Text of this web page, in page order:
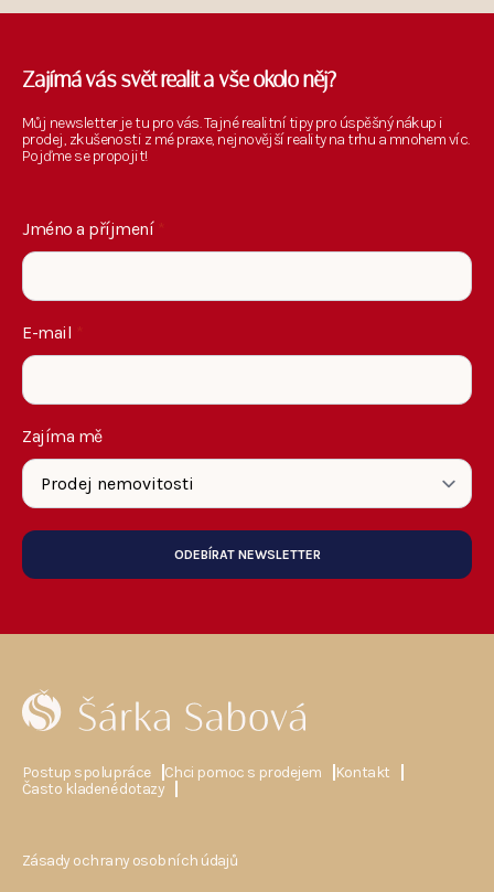
Postup spolupráce Chci pomoc s prodejem
Kontakt
Často kladené dotazy
Zásady ochrany osobních údajů
Zajímá vás svět realit a vše okolo něj?
Můj newsletter je tu pro vás. Tajné realitní tipy pro úspěšný nákup i
prodej, zkušenosti z mé praxe, nejnovější reality na trhu a mnohem víc.
Pojďme se propojit!
Jméno a příjmení
E-mail
Zajíma mě
ODEBÍRAT NEWSLETTER